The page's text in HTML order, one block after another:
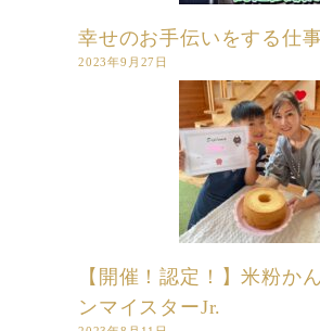
幸せのお手伝いをする仕事
2023年9月27日
【開催！認定！】米粉か
ンマイスターJr.